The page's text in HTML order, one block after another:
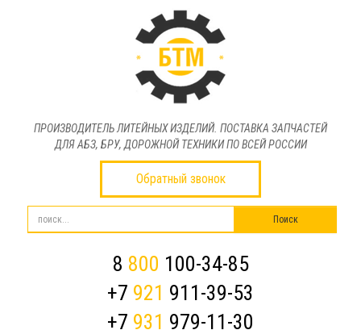
ПРОИЗВОДИТЕЛЬ ЛИТЕЙНЫХ ИЗДЕЛИЙ. ПОСТАВКА ЗАПЧАСТЕЙ
ДЛЯ АБЗ, БРУ, ДОРОЖНОЙ ТЕХНИКИ ПО ВСЕЙ РОССИИ
Обратный звонок
8 800 100-34-85
+7 921 911-39-53
+7 931 979-11-30